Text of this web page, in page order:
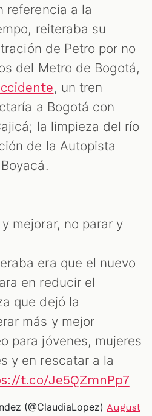
referencia a la
reiteraba su
de Petro por no
del Metro de Bogotá,
, un tren
a Bogotá con
la limpieza del río
de la Autopista
mejorar, no parar y
era que el nuevo
en reducir el
que dejó la
más y mejor
para jóvenes, mujeres
y en rescatar a la
t.co/Je5QZmnPp7
(@ClaudiaLopez) August